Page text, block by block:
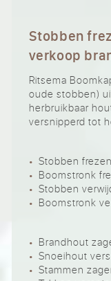
Stobben
verkoop
Ritsema
oude stobben)
herbruikbaar
versnipperd tot
Stobben
Boomstronk
Stobben
Boomstronk
Brandhout
Snoeihout
Stammen